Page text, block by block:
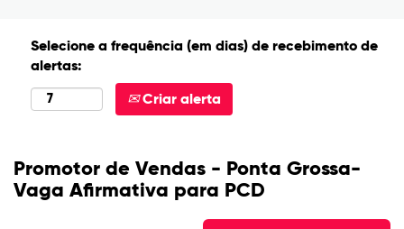
Selecione a frequência (em dias) de recebimento de
alertas:
Criar alerta
Promotor de Vendas - Ponta Grossa-
Vaga Afirmativa para PCD